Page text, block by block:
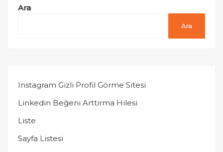
Ara
Ara
Instagram Gizli Profil Görme Sitesi
Linkedin Beğeni Arttırma Hilesi
Liste
Sayfa Listesi